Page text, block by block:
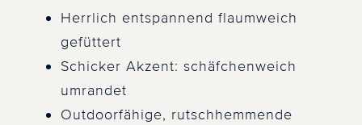
Herrlich entspannend flaumweich
gefüttert
Schicker Akzent: schäfchenweich
umrandet
Outdoorfähige, rutschhemmende